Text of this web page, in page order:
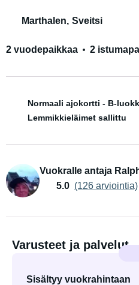
Marthalen, Sveitsi
2 vuodepaikkaa 2
Normaali ajokortti - B-
Lemmikkieläimet sallittu
Vuokralle antaja
5.0 (126 arviointia)
Varusteet ja palvelut
Sisältyy vuokrahintaan